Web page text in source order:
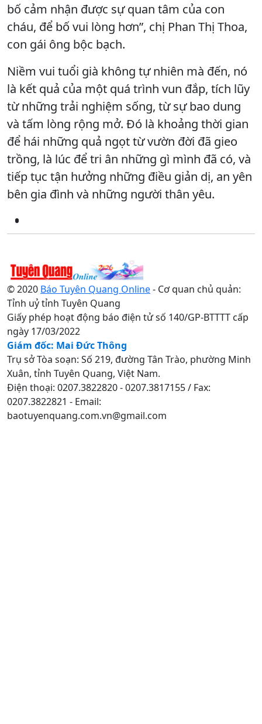
bố cảm nhận được sự quan tâm của con
cháu, để bố vui lòng hơn”, chị Phan Thị Thoa,
con gái ông bộc bạch.
Niềm vui tuổi già không tự nhiên mà đến, nó
là kết quả của một quá trình vun đắp, tích lũy
từ những trải nghiệm sống, từ sự bao dung
và tấm lòng rộng mở. Đó là khoảng thời gian
để hái những quả ngọt từ vườn đời đã gieo
trồng, là lúc để tri ân những gì mình đã có, và
tiếp tục tận hưởng những điều giản dị, an yên
bên gia đình và những người thân yêu.
© 2020 Báo Tuyên Quang Online- Cơ quan chủ quản:
Tỉnh uỷ tỉnh Tuyên Quang
Giấy phép hoạt động báo điện tử số 140/GP-BTTTT cấp
ngày 17/03/2022
Giám đốc: Mai Đức Thông
Trụ sở Tòa soạn: Số 219, đường Tân Trào, phường Minh
Xuân, tỉnh Tuyên Quang, Việt Nam.
Điện thoại: 0207.3822820 - 0207.3817155 / Fax:
0207.3822821 - Email:
baotuyenquang.com.vn@gmail.com